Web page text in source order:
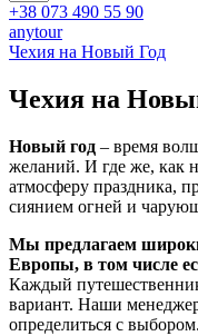
+38 073 490 55 90
anytour
Чехия на Новый Год
Чехия на
Новый год – время
желаний. И где же, как
атмосферу праздника,
сиянием огней и
Мы предлагаем
Европы, в том числе
Каждый
вариант. Наши
определиться с выбором.